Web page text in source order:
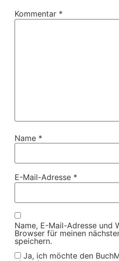
Kommentar *
Name *
E-Mail-Adresse *
Name, E-Mail-Adresse und
Browser für meinen
speichern.
Ja, ich möchte den